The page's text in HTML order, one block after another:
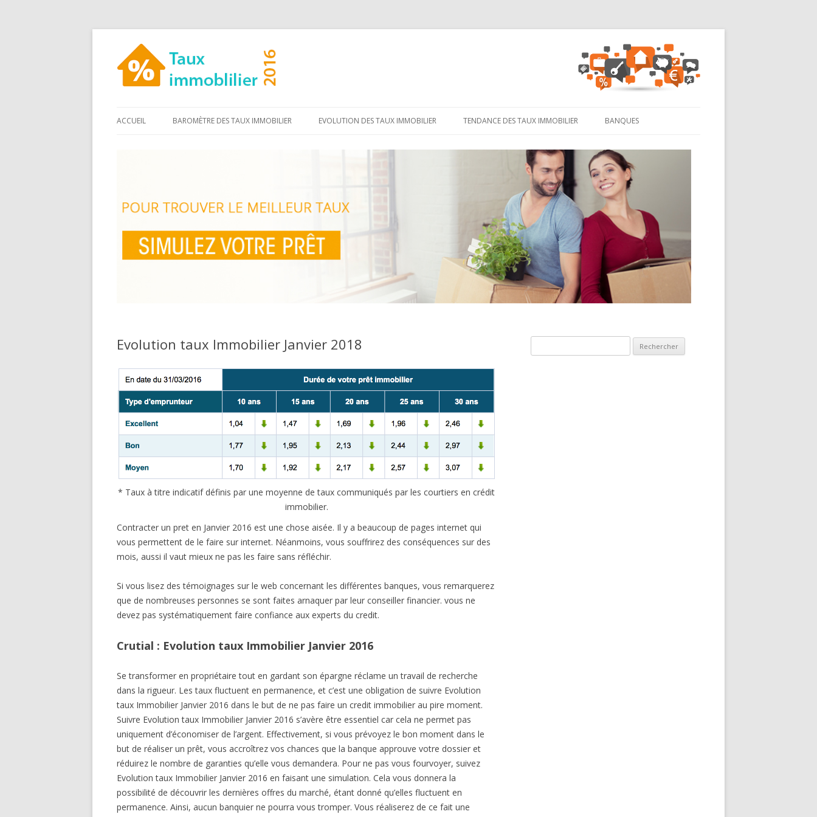
au
ACCUEIL BAROMÈTRE DES TAUX IMMOBILIER EVOLUTION DES TAUX IMMOBILIER TENDANCE DES TAUX IMMOBILIER BANQUES
Evolution taux Immobilier Janvier 2018
* Taux à titre indicatif définis par une moyenne de taux communiqués par les courtiers en crédit
immobilier.
Contracter un pret en Janvier 2016 est une chose aisée. Il y a beaucoup de pages internet qui
vous permettent de le faire sur internet. Néanmoins, vous souffrirez des conséquences sur des
mois, aussi il vaut mieux ne pas les faire sans réfléchir.
Si vous lisez des témoignages sur le web concernant les différentes banques, vous remarquerez
que de nombreuses personnes se sont faites arnaquer par leur conseiller financier. vous ne
devez pas systématiquement faire confiance aux experts du credit.
Crutial : Evolution taux Immobilier Janvier 2016
Se transformer en propriétaire tout en gardant son épargne réclame un travail de recherche
dans la rigueur. Les taux fluctuent en permanence, et c’est une obligation de suivre Evolution
taux Immobilier Janvier 2016 dans le but de ne pas faire un credit immobilier au pire moment.
Suivre Evolution taux Immobilier Janvier 2016 s’avère être essentiel car cela ne permet pas
uniquement d’économiser de l’argent. Effectivement, si vous prévoyez le bon moment dans le
but de réaliser un prêt, vous accroîtrez vos chances que la banque approuve votre dossier et
réduirez le nombre de garanties qu’elle vous demandera. Pour ne pas vous fourvoyer, suivez
Evolution taux Immobilier Janvier 2016 en faisant une simulation. Cela vous donnera la
possibilité de découvrir les dernières offres du marché, étant donné qu’elles fluctuent en
permanence. Ainsi, aucun banquier ne pourra vous tromper. Vous réaliserez de ce fait une